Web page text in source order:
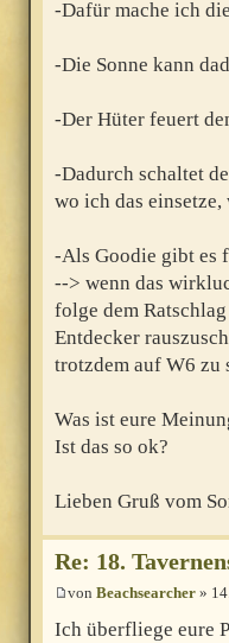
-Dafür mache ich
-Die Sonne kann
-Der Hüter feuert
-Dadurch schaltet
wo ich das
-Als Goodie gibt es
--> wenn das
folge dem
Entdecker
trotzdem auf W6 zu
Was ist eure
Ist das so ok?
Lieben Gruß vom
Re: 18.
von Beachsearcher »
Ich überfliege eure